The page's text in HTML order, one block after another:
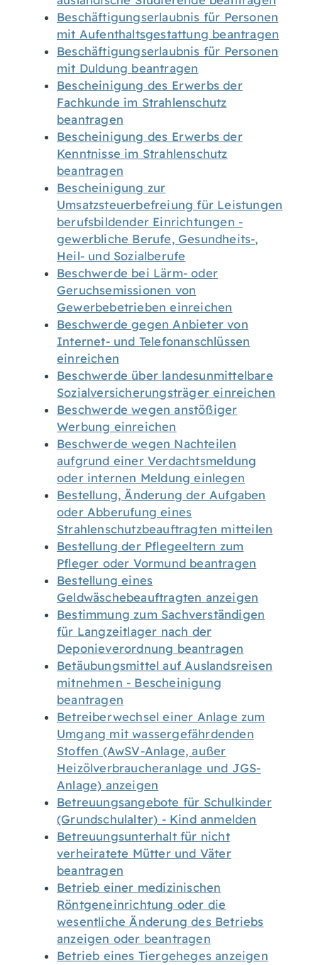
Beschäftigungserlaubnis für Personen
mit Aufenthaltsgestattung beantragen
Beschäftigungserlaubnis für Personen
mit Duldung beantragen
Bescheinigung des Erwerbs der
Fachkunde im Strahlenschutz
beantragen
Bescheinigung des Erwerbs der
Kenntnisse im Strahlenschutz
beantragen
Bescheinigung zur
Umsatzsteuerbefreiung für Leistungen
berufsbildender Einrichtungen -
gewerbliche Berufe, Gesundheits-,
Heil- und Sozialberufe
Beschwerde bei Lärm- oder
Geruchsemissionen von
Gewerbebetrieben einreichen
Beschwerde gegen Anbieter von
Internet- und Telefonanschlüssen
einreichen
Beschwerde über landesunmittelbare
Sozialversicherungsträger einreichen
Beschwerde wegen anstößiger
Werbung einreichen
Beschwerde wegen Nachteilen
aufgrund einer Verdachtsmeldung
oder internen Meldung einlegen
Bestellung, Änderung der Aufgaben
oder Abberufung eines
Strahlenschutzbeauftragten mitteilen
Bestellung der Pflegeeltern zum
Pfleger oder Vormund beantragen
Bestellung eines
Geldwäschebeauftragten anzeigen
Bestimmung zum Sachverständigen
für Langzeitlager nach der
Deponieverordnung beantragen
Betäubungsmittel auf Auslandsreisen
mitnehmen - Bescheinigung
beantragen
Betreiberwechsel einer Anlage zum
Umgang mit wassergefährdenden
Stoffen (AwSV-Anlage, außer
Heizölverbraucheranlage und JGS-
Anlage) anzeigen
Betreuungsangebote für Schulkinder
(Grundschulalter) - Kind anmelden
Betreuungsunterhalt für nicht
verheiratete Mütter und Väter
beantragen
Betrieb einer medizinischen
Röntgeneinrichtung oder die
wesentliche Änderung des Betriebs
anzeigen oder beantragen
Betrieb eines Tiergeheges anzeigen